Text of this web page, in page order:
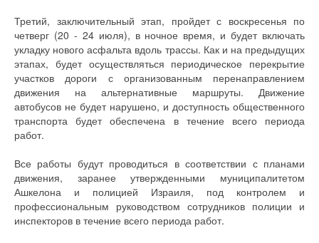
Третий, заключительный этап, пройдет с воскресенья по
четверг (20 - 24 июля), в ночное время, и будет включать
укладку нового асфальта вдоль трассы. Как и на предыдущих
этапах, будет осуществляться периодическое перекрытие
участков дороги с организованным перенаправлением
движения на альтернативные маршруты. Движение
автобусов не будет нарушено, и доступность общественного
транспорта будет обеспечена в течение всего периода
работ.
Все работы будут проводиться в соответствии с планами
движения, заранее утвержденными муниципалитетом
Ашкелона и полицией Израиля, под контролем и
профессиональным руководством сотрудников полиции и
инспекторов в течение всего периода работ.